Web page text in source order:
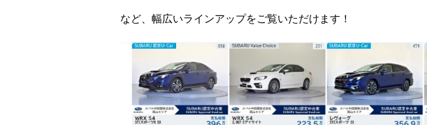
など、幅広いラインアップをご覧いただけます！